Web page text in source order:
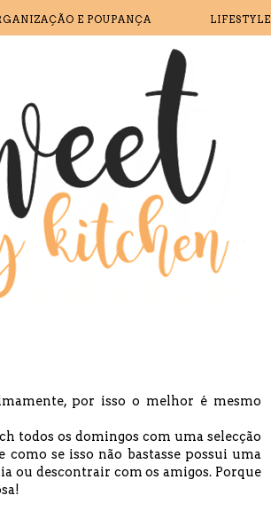
E POUPANÇA LIFESTYLE
por isso o melhor é mesmo
todos os domingos com uma selecção
se isso não bastasse possui uma
ou descontrair com os amigos. Porque